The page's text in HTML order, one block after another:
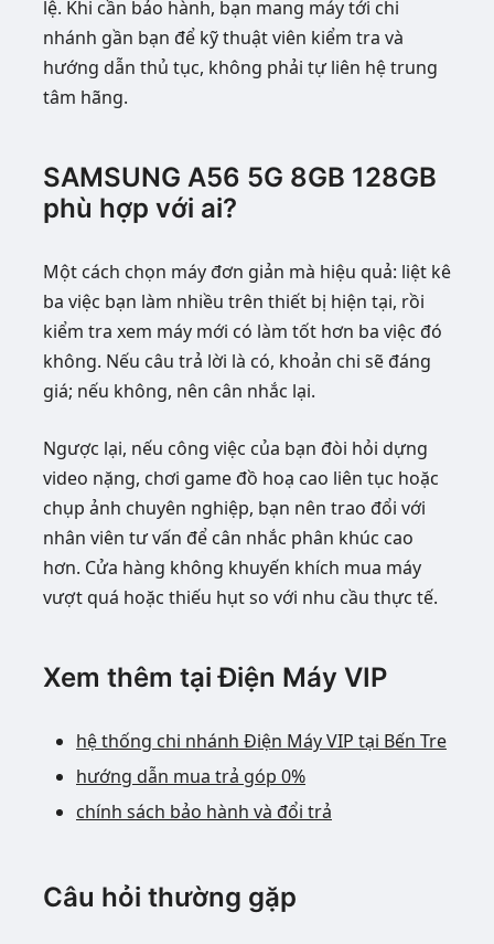
lệ. Khi cần bảo hành, bạn mang máy tới chi
nhánh gần bạn để kỹ thuật viên kiểm tra và
hướng dẫn thủ tục, không phải tự liên hệ trung
tâm hãng.
SAMSUNG A56 5G 8GB 128GB
phù hợp với ai?
Một cách chọn máy đơn giản mà hiệu quả: liệt kê
ba việc bạn làm nhiều trên thiết bị hiện tại, rồi
kiểm tra xem máy mới có làm tốt hơn ba việc đó
không. Nếu câu trả lời là có, khoản chi sẽ đáng
giá; nếu không, nên cân nhắc lại.
Ngược lại, nếu công việc của bạn đòi hỏi dựng
video nặng, chơi game đồ hoạ cao liên tục hoặc
chụp ảnh chuyên nghiệp, bạn nên trao đổi với
nhân viên tư vấn để cân nhắc phân khúc cao
hơn. Cửa hàng không khuyến khích mua máy
vượt quá hoặc thiếu hụt so với nhu cầu thực tế.
Xem thêm tại Điện Máy VIP
hệ thống chi nhánh Điện Máy VIP tại Bến Tre
hướng dẫn mua trả góp 0%
chính sách bảo hành và đổi trả
Câu hỏi thường gặp